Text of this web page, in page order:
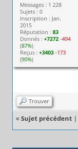
Messages : 1 228
Sujets : 0
Inscription : Jan.
2015
Réputation :83
Donnés :+7272 -494
(87%)
Reçus :+3403 -173
(90%)
Trouver
« Sujet précédent |